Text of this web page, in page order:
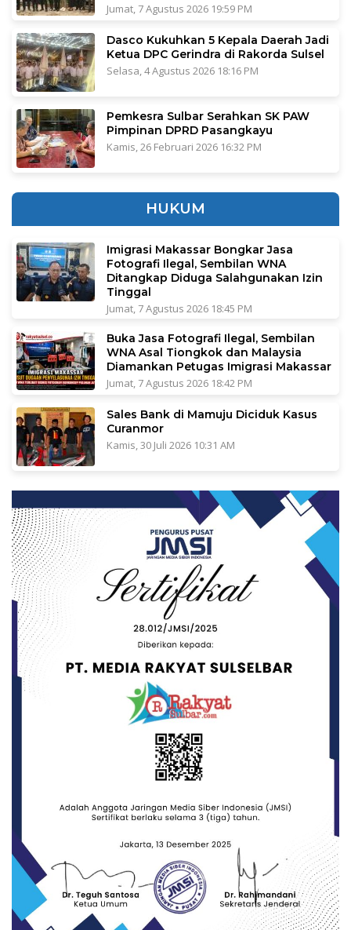
Jumat, 7 Agustus 2026 19:59 PM
Dasco Kukuhkan 5 Kepala Daerah Jadi
Ketua DPC Gerindra di Rakorda Sulsel
Selasa, 4 Agustus 2026 18:16 PM
Pemkesra Sulbar Serahkan SK PAW
Pimpinan DPRD Pasangkayu
Kamis, 26 Februari 2026 16:32 PM
HUKUM
Imigrasi Makassar Bongkar Jasa
Fotografi Ilegal, Sembilan WNA
Ditangkap Diduga Salahgunakan Izin
Tinggal
Jumat, 7 Agustus 2026 18:45 PM
Buka Jasa Fotografi Ilegal, Sembilan
WNA Asal Tiongkok dan Malaysia
Diamankan Petugas Imigrasi Makassar
Jumat, 7 Agustus 2026 18:42 PM
Sales Bank di Mamuju Diciduk Kasus
Curanmor
Kamis, 30 Juli 2026 10:31 AM